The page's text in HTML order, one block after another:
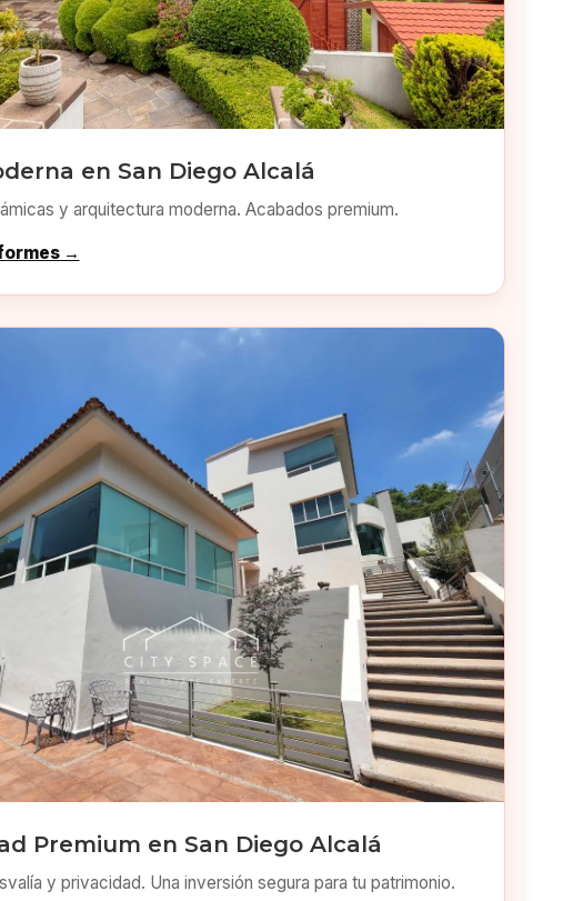
en San Diego Alcalá
y arquitectura moderna. Acabados premium.
→
Premium en San Diego Alcalá
y privacidad. Una inversión segura para tu patrimonio.